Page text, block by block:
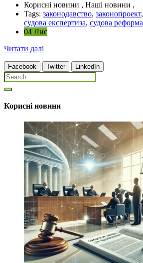
Корисні новини , Наші новини ,
Tags: законодавство, законопроект,
судова експертиза, судова реформа
04 Лис
Читати далі
Facebook Twitter LinkedIn
Корисні новини